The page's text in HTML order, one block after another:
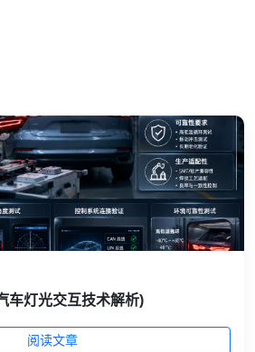
车灯光交互技术解析)
阅读文章